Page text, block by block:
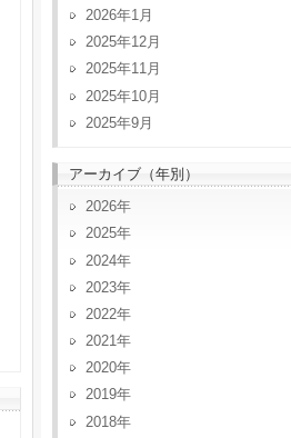
2026年1月
2025年12月
2025年11月
2025年10月
2025年9月
アーカイブ（年別）
2026
2025
2024
2023
2022
2021
2020
2019
2018